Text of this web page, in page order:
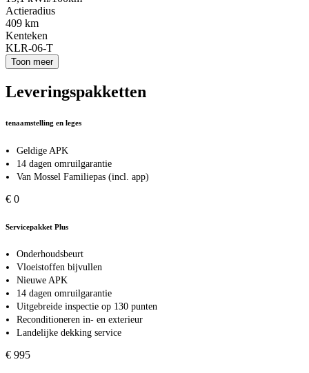
Actieradius
409 km
Kenteken
KLR-06-T
Toon meer
Leveringspakketten
tenaamstelling en leges
Geldige APK
14 dagen omruilgarantie
Van Mossel Familiepas (incl. app)
€ 0
Servicepakket Plus
Onderhoudsbeurt
Vloeistoffen bijvullen
Nieuwe APK
14 dagen omruilgarantie
Uitgebreide inspectie op 130 punten
Reconditioneren in- en exterieur
Landelijke dekking service
€ 995